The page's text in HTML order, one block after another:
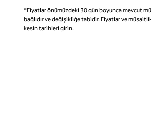
*Fiyatlar önümüzdeki 30 gün boyunca mevcut
bağlıdır ve değişikliğe tabidir. Fiyatlar ve
kesin tarihleri girin.